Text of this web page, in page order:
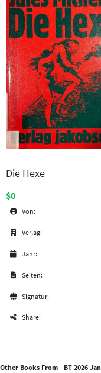
Die Hexe
$0
Von:
Verlag:
Jahr:
Seiten:
Signatur:
Share:
Other Books From - BT 2026